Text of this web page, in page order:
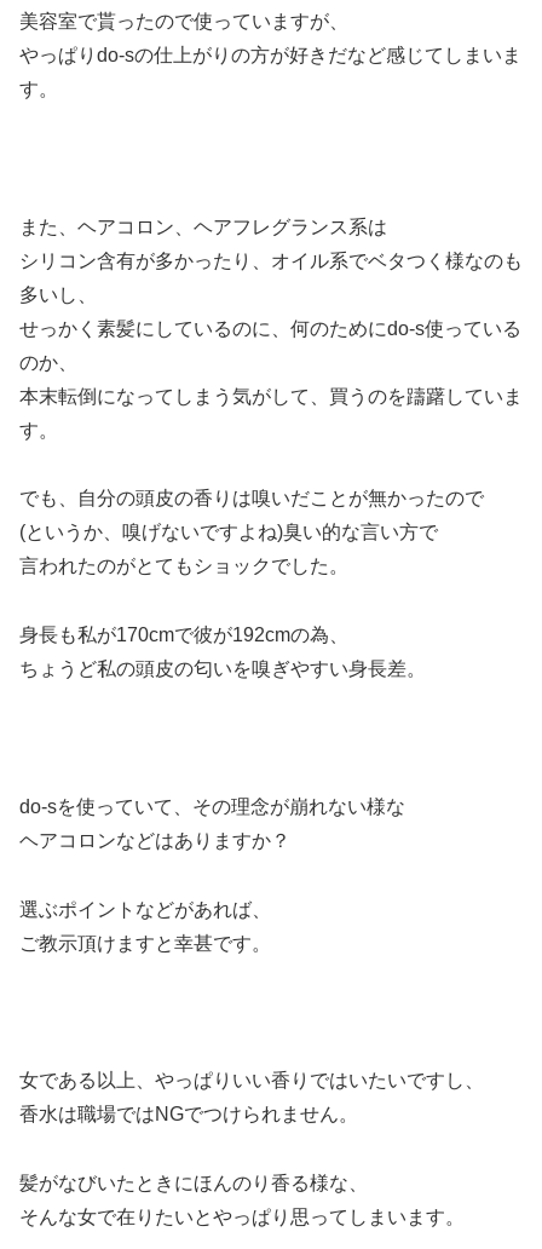
美容室で貰ったので使っていますが、
やっぱりdo-sの仕上がりの方が好きだなど感じてしまいま
す。
また、ヘアコロン、ヘアフレグランス系は
シリコン含有が多かったり、オイル系でベタつく様なのも
多いし、
せっかく素髪にしているのに、何のためにdo-s使っている
のか、
本末転倒になってしまう気がして、買うのを躊躇していま
す。
でも、自分の頭皮の香りは嗅いだことが無かったので
(というか、嗅げないですよね)臭い的な言い方で
言われたのがとてもショックでした。
身長も私が170cmで彼が192cmの為、
ちょうど私の頭皮の匂いを嗅ぎやすい身長差。
do-sを使っていて、その理念が崩れない様な
ヘアコロンなどはありますか？
選ぶポイントなどがあれば、
ご教示頂けますと幸甚です。
女である以上、やっぱりいい香りではいたいですし、
香水は職場ではNGでつけられません。
髪がなびいたときにほんのり香る様な、
そんな女で在りたいとやっぱり思ってしまいます。